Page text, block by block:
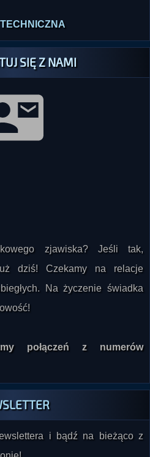
SIĘ Z NAMI
zjawiska? Jeśli tak,
dziś! Czekamy na relacje
Na życzenie świadka
i bądź na bieżąco z